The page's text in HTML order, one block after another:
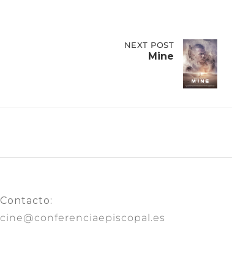
NEXT POST
Mine
Contacto:
cine@conferenciaepiscopal.es